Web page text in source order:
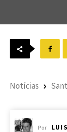
Notícias
Por